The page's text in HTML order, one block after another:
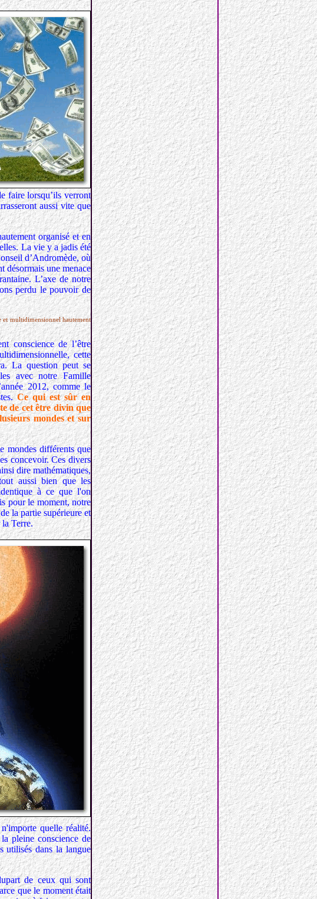
faire lorsqu’ils verront
aussi vite que
organisé et en
La vie y a jadis été
d’Andromède, où
désormais une menace
L’axe de notre
perdu le pouvoir de
et multidimensionnel hautement
conscience de l’être
cette
La question peut se
avec notre Famille
2012, comme le
Ce qui est sûr en
de cet être divin que
mondes et sur
mondes différents que
concevoir. Ces divers
dire mathématiques,
aussi bien que les
à ce que l'on
pour le moment, notre
la partie supérieure et
la Terre.
quelle réalité.
pleine conscience de
utilisés dans la langue
de ceux qui sont
que le moment était